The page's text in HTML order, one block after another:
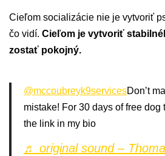
Cieľom socializácie nie je vytvoriť
čo vidí. Cieľom je vytvoriť
zostať pokojný.
@mccoubreyk9servicesDon’t
mistake! For 30 days of free
the link in my bio
♬ original sound –